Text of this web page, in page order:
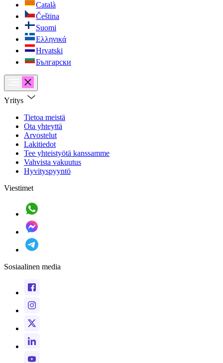
Català
Čeština
Suomi
Ελληνικά
Hrvatski
Български
Yritys
Tietoa meistä
Ota yhteyttä
Arvostelut
Lakitiedot
Tee yhteistyötä kanssamme
Vahvista vakuutus
Hyvityspyyntö
Viestimet
Sosiaalinen media